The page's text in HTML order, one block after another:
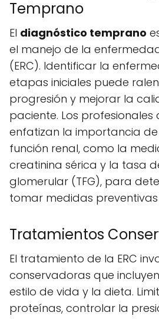
Temprano
El diagnóstico temprano
el manejo de la
(ERC). Identificar la
etapas iniciales puede
progresión y mejorar la
paciente. Los profesionales
enfatizan la importancia
función renal, como la
creatinina sérica y la tasa
glomerular (TFG), para
tomar medidas
Tratamientos
El tratamiento de la ERC
conservadoras que
estilo de vida y la dieta.
proteínas, controlar la